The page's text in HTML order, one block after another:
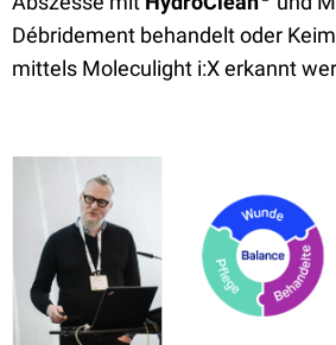
Débridement behandelt oder
mittels Moleculight i:X erkannt